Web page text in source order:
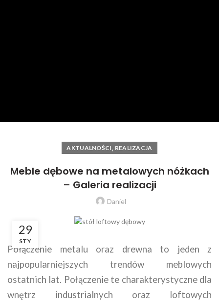
AKTUALNOŚCI, REALIZACJA
Meble dębowe na metalowych nóżkach
– Galeria realizacji
Daniel
29
STY
Połączenie metalu oraz drewna to jeden z
najpopularniejszych trendów meblowych
ostatnich lat. Połączenie te charakterystyczne dla
wnętrz industrialnych oraz loftowych